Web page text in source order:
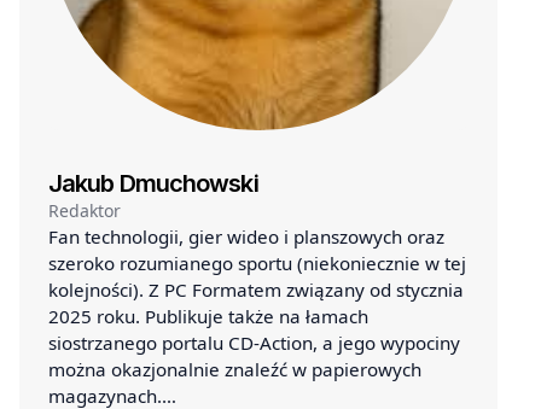
Jakub Dmuchowski
Redaktor
Fan technologii, gier wideo i planszowych oraz
szeroko rozumianego sportu (niekoniecznie w tej
kolejności). Z PC Formatem związany od stycznia
2025 roku. Publikuje także na łamach
siostrzanego portalu CD-Action, a jego wypociny
można okazjonalnie znaleźć w papierowych
magazynach.…